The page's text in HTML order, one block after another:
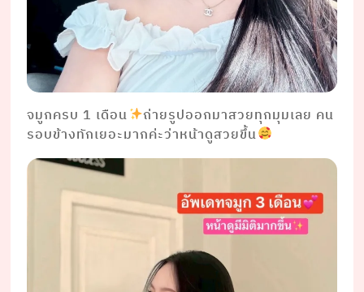
จมูกครบ 1 เดือน
ถ่ายรูปออกมาสวยทุกมุมเลย คน
รอบข้างทักเยอะมากค่ะว่าหน้าดูสวยขึ้น